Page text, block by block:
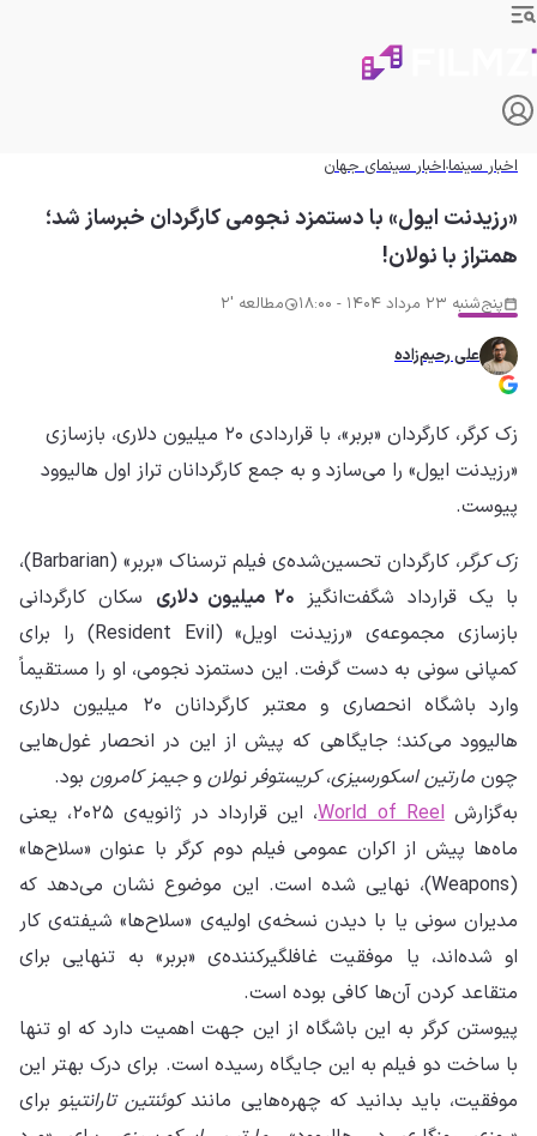
اخبار سینمااخبار سینمای جهان
«رزیدنت ایول» با دستمزد نجومی کارگردان خبرساز شد؛
همتراز با نولان!
پنج‌شنبه 23 مرداد 1404 - 18:00 مطالعه '2
علی رحیم‌زاده
زک کرگر، کارگردان «بربر»، با قراردادی ۲۰ میلیون دلاری، بازسازی
«رزیدنت ایول» را می‌سازد و به جمع کارگردانان تراز اول هالیوود
پیوست.
زک کرگر
، کارگردان تحسین‌شده‌ی فیلم ترسناک «بربر» (Barbarian)،
با یک قرارداد شگفت‌انگیز ۲۰ میلیون دلاری
سکان کارگردانی
بازسازی مجموعه‌ی «رزیدنت اویل» (Resident Evil) را برای
کمپانی سونی به دست گرفت. این دستمزد نجومی، او را مستقیماً
وارد باشگاه انحصاری و معتبر کارگردانان ۲۰ میلیون دلاری
هالیوود می‌کند؛ جایگاهی که پیش از این در انحصار غول‌هایی
چون مارتین اسکورسیزی،کریستوفر نولان وجیمز کامرون بود.
به‌گزارشWorld of Reel
، این قرارداد در ژانویه‌ی ۲۰۲۵، یعنی
ماه‌ها پیش از اکران عمومی فیلم دوم کرگر با عنوان «سلاح‌ها»
(Weapons)، نهایی شده است. این موضوع نشان می‌دهد که
مدیران سونی یا با دیدن نسخه‌ی اولیه‌ی «سلاح‌ها» شیفته‌ی کار
او شده‌اند، یا موفقیت غافلگیرکننده‌ی «بربر» به تنهایی برای
متقاعد کردن آن‌ها کافی بوده است.
پیوستن کرگر به این باشگاه از این جهت اهمیت دارد که او تنها
با ساخت دو فیلم به این جایگاه رسیده است. برای درک بهتر این
موفقیت، باید بدانید که چهره‌هایی مانندکوئنتین تارانتینو برای